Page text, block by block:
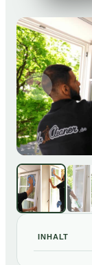
INHALT